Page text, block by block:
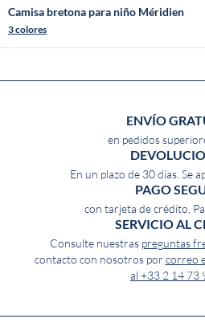
Camisa bretona para niño Méridien
3 colores
ENVÍO
en pedidos
En un plazo de 30 días. Se
PAGO
con tarjeta de crédito,
SERVICIO AL
Consulte nuestras preguntas
contacto con nosotros por correo
al +33 2 14 73